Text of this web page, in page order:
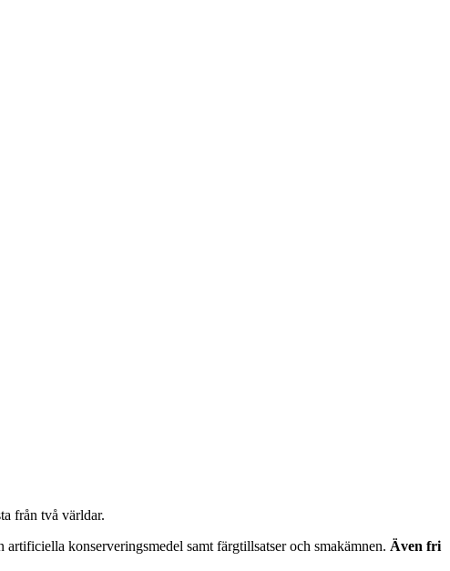
från två världar.
artificiella konserveringsmedel samt färgtillsatser och smakämnen. Även fri